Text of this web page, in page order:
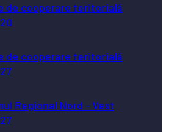
de cooperare teritorială
de cooperare teritorială
Regional Nord - Vest